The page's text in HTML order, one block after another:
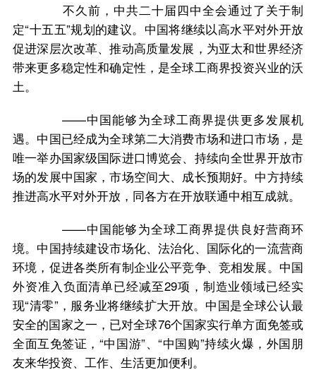
不久前，中共二十届四中全会通过了关于制
定“十五五”规划的建议。中国将继续以高水平对外开放
促进深层次改革、推动高质量发展，为亚太和世界经济
带来更多稳定性和确定性，是全球工商界投资兴业的沃
土。
——中国能够为全球工商界提供更多发展机
遇。中国已经成为全球第二大消费市场和进口市场，是
唯一举办国家级国际进口博览会、持续向全世界开放市
场的发展中国家，市场空间大、成长预期好。中方持续
推进高水平对外开放，同各方在开放联通中相互成就。
——中国能够为全球工商界提供良好营商环
境。中国持续建设市场化、法治化、国际化的一流营商
环境，促进各类所有制企业公平竞争、竞相发展。中国
外资准入负面清单已经减至29项，制造业领域已经实
现“清零”，服务业将继续扩大开放。中国是全球公认最
安全的国家之一，已对全球76个国家实行单方面免签或
全面互免签证，“中国游”、“中国购”持续火爆，外国朋
友来华投资、工作、生活更加便利。